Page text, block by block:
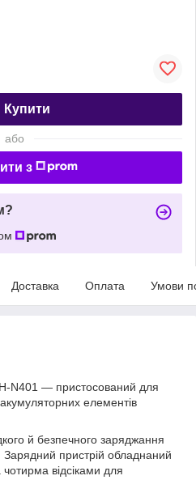
Купити
або
з
Доставка Оплата Умови
N401 — пристосований для
елементів
й безпечного заряджання
Зарядний пристрій обладнаний
відсіками для